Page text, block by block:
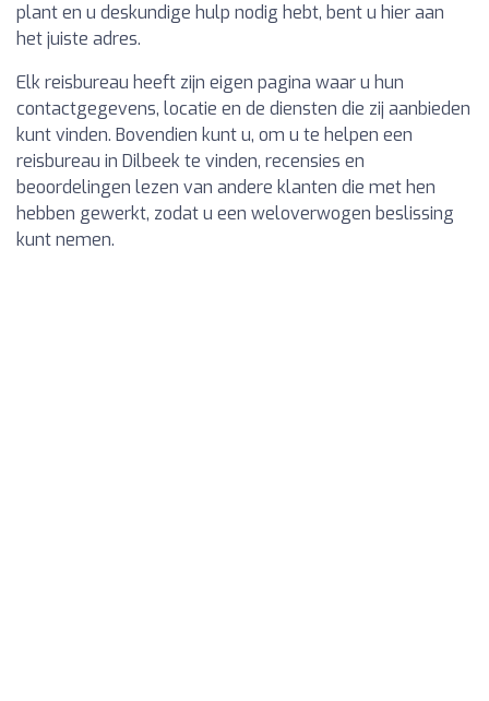
plant en u deskundige hulp nodig hebt, bent u hier aan
het juiste adres.
Elk reisbureau heeft zijn eigen pagina waar u hun
contactgegevens, locatie en de diensten die zij aanbieden
kunt vinden. Bovendien kunt u, om u te helpen een
reisbureau in Dilbeek te vinden, recensies en
beoordelingen lezen van andere klanten die met hen
hebben gewerkt, zodat u een weloverwogen beslissing
kunt nemen.